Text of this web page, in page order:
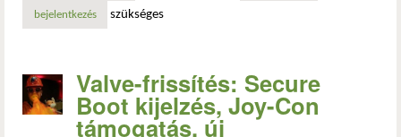
bejelentkezés szükséges
Valve-frissítés: Secure
Boot kijelzés, Joy-Con
támogatás, új